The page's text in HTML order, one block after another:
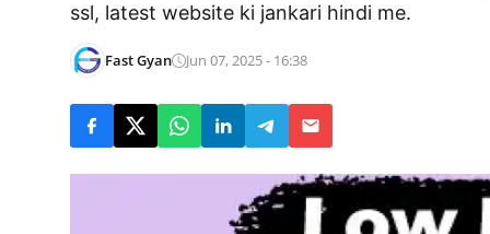
ssl, latest website ki jankari hindi me.
Fast Gyan Jun 07, 2025 - 16:38